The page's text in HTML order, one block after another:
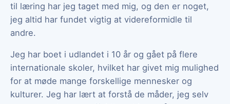
til læring har jeg taget med mig, og den er noget,
jeg altid har fundet vigtig at videreformidle til
andre.
Jeg har boet i udlandet i 10 år og gået på flere
internationale skoler, hvilket har givet mig mulighed
for at møde mange forskellige mennesker og
kulturer. Jeg har lært at forstå de måder, jeg selv